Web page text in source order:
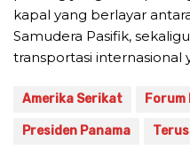
kapal yang berlayar
Samudera Pasifik,
transportasi internasional
Amerika Serikat Forum
Presiden Panama